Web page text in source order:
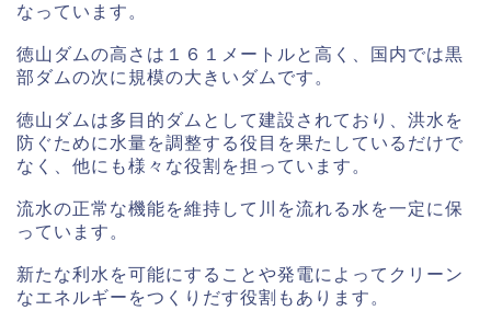
なっています。
徳山ダムの高さは１６１メートルと高く、国内では黒
部ダムの次に規模の大きいダムです。
徳山ダムは多目的ダムとして建設されており、洪水を
防ぐために水量を調整する役目を果たしているだけで
なく、他にも様々な役割を担っています。
流水の正常な機能を維持して川を流れる水を一定に保
っています。
新たな利水を可能にすることや発電によってクリーン
なエネルギーをつくりだす役割もあります。